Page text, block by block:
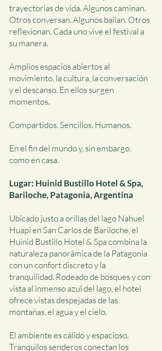
trayectorias de vida. Algunos caminan.
Otros conversan. Algunos bailan. Otros
reflexionan. Cada uno vive el festival a
su manera.
Amplios espacios abiertos al
movimiento, la cultura, la conversación
y el descanso. En ellos surgen
momentos.
Compartidos. Sencillos. Humanos.
En el fin del mundo y, sin embargo,
como en casa.
​Lugar: Huinid Bustillo Hotel & Spa,
Bariloche, Patagonia, Argentina
Ubicado justo a orillas del lago Nahuel
Huapi en San Carlos de Bariloche, el
Huinid Bustillo Hotel & Spa combina la
naturaleza panorámica de la Patagonia
con un confort discreto y la
tranquilidad. Rodeado de bosques y con
vista al inmenso azul del lago, el hotel
ofrece vistas despejadas de las
montañas, el agua y el cielo.
​El ambiente es cálido y espacioso.
Tranquilos senderos conectan los